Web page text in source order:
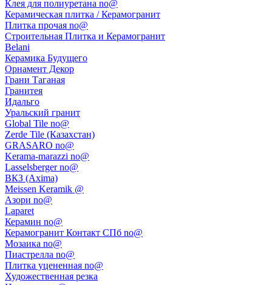
Клея для полиуретана no@
Керамическая плитка / Керамогранит
Плитка прочая no@
Строительная Плитка и Керамогранит
Belani
Керамика Будущего
Орнамент Декор
Грани Таганая
Гранитея
Идальго
Уральский гранит
Global Tile no@
Zerde Tile (Казахстан)
GRASARO no@
Kerama-marazzi no@
Lasselsberger no@
ВКЗ (Axima)
Meissen Keramik @
Азори no@
Laparet
Керамин no@
Керамогранит Контакт СПб no@
Мозаика no@
Пиастрелла no@
Плитка уцененная no@
Художественная резка